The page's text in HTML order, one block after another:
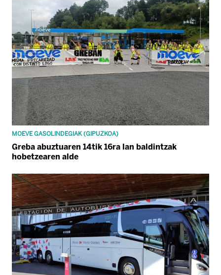
MOEVE GASOLINDEGIAK (GIPUZKOA)
Greba abuztuaren 14tik 16ra lan baldintzak
hobetzearen alde